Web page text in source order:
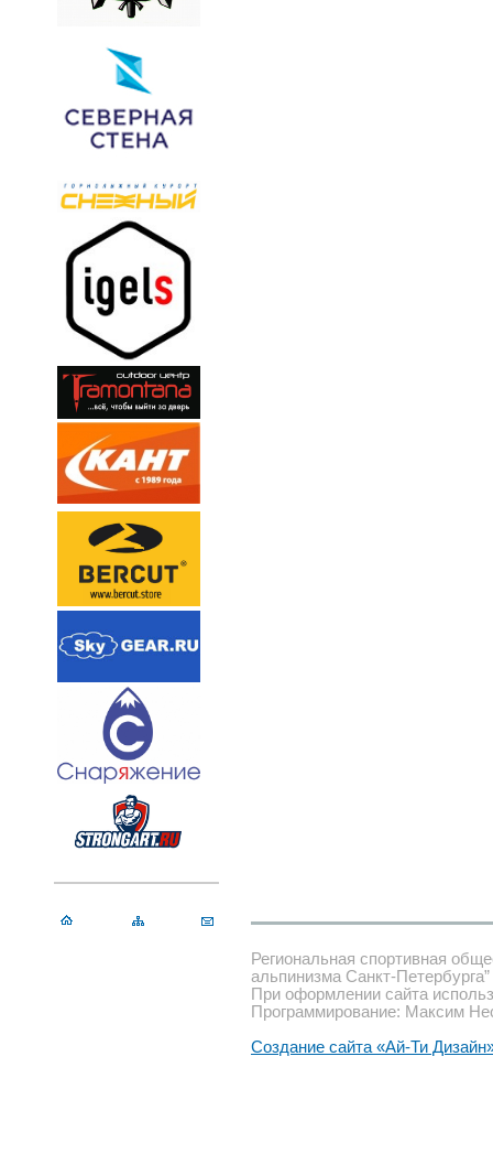
Региональная спортивная
альпинизма Санкт-Петербурга”
При оформлении сайта
Программирование: Максим
Создание сайта «Ай-Ти